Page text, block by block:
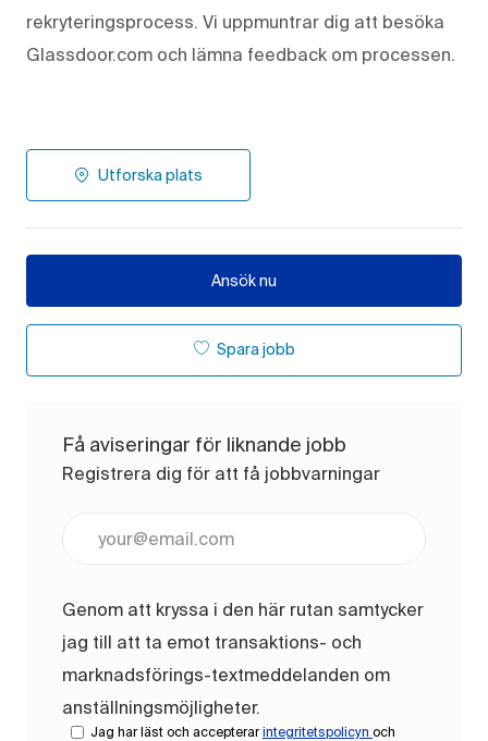
rekryteringsprocess. Vi uppmuntrar dig att besöka
Glassdoor.com och lämna feedback om processen.
Utforska plats
Ansök nu
Spara jobb
Få aviseringar för liknande jobb
Registrera dig för att få jobbvarningar
Genom att kryssa i den här rutan samtycker
jag till att ta emot transaktions- och
marknadsförings-textmeddelanden om
anställningsmöjligheter.
Jag har läst och accepterarintegritetspolicyn och